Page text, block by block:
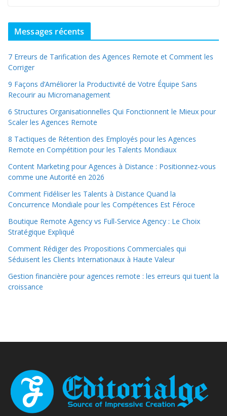
Messages récents
7 Erreurs de Tarification des Agences Remote et Comment les
Corriger
9 Façons d’Améliorer la Productivité de Votre Équipe Sans
Recourir au Micromanagement
6 Structures Organisationnelles Qui Fonctionnent le Mieux pour
Scaler les Agences Remote
8 Tactiques de Rétention des Employés pour les Agences
Remote en Compétition pour les Talents Mondiaux
Content Marketing pour Agences à Distance : Positionnez-vous
comme une Autorité en 2026
Comment Fidéliser les Talents à Distance Quand la
Concurrence Mondiale pour les Compétences Est Féroce
Boutique Remote Agency vs Full-Service Agency : Le Choix
Stratégique Expliqué
Comment Rédiger des Propositions Commerciales qui
Séduisent les Clients Internationaux à Haute Valeur
Gestion financière pour agences remote : les erreurs qui tuent la
croissance